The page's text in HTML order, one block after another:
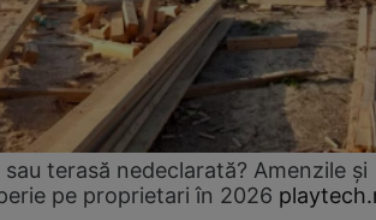
terasă nedeclarată? Amenzile și
pe proprietari în 2026